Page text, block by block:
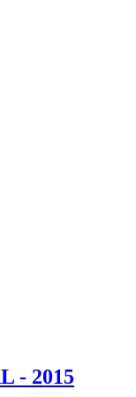
- 2015